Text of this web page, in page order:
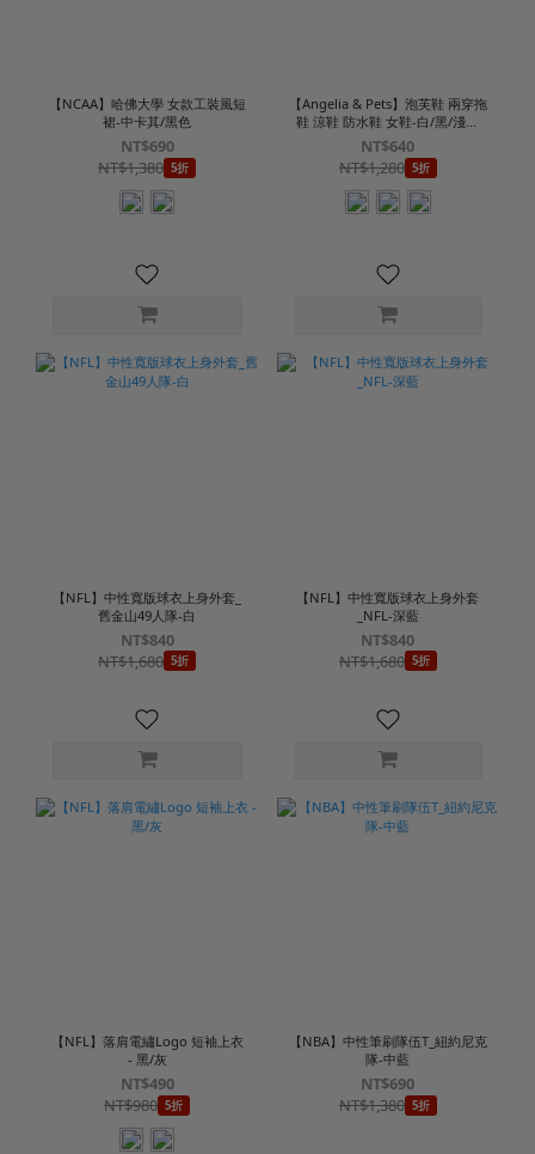
【NCAA】哈佛大學 女款工裝風短
裙-中卡其/黑色
NT$690
NT$1,380 5折
【Angelia & Pets】泡芙鞋 兩穿拖
鞋 涼鞋 防水鞋 女鞋-白/黑/淺卡
其/深橘
NT$640
NT$1,280 5折
【NFL】中性寬版球衣上身外套_
舊金山49人隊-白
NT$840
NT$1,680 5折
【NFL】中性寬版球衣上身外套
_NFL-深藍
NT$840
NT$1,680 5折
【NFL】落肩電繡Logo 短袖上衣
- 黑/灰
NT$490
NT$980 5折
【NBA】中性筆刷隊伍T_紐約尼克
隊-中藍
NT$690
NT$1,380 5折